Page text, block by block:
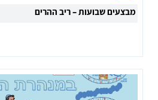
מבצעים שבועות – ריב ההרים